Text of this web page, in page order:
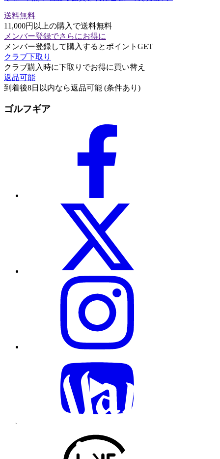
送料無料
11,000円以上の購入で送料無料
メンバー登録でさらにお得に
メンバー登録して購入するとポイントGET
クラブ下取り
クラブ購入時に下取りでお得に買い替え
返品可能
到着後8日以内なら返品可能 (条件あり)
ゴルフギア